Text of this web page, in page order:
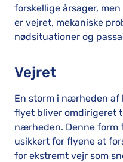
forskellige årsager,
er vejret, mekaniske
nødsituationer og
Vejret
En storm i nærheden
flyet bliver omdirigeret
nærheden. Denne form
usikkert for flyene at
for ekstremt vejr som